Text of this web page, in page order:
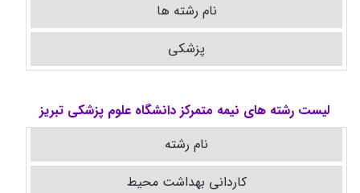
نام رشته ها
پزشکی
لیست رشته های نیمه متمرکز دانشگاه علوم پزشکی تبریز
نام رشته
کاردانی بهداشت محیط